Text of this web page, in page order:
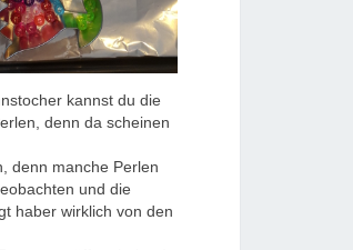
kannst du die
denn da scheinen
denn manche Perlen
und die
haber wirklich von den